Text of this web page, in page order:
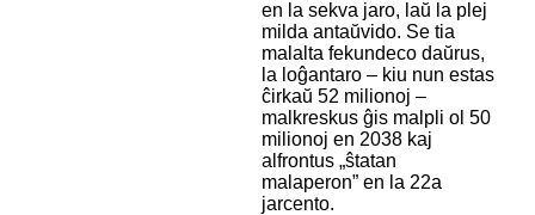
en la sekva jaro, laŭ la plej
milda antaŭvido. Se tia
malalta fekundeco daŭrus,
la loĝantaro – kiu nun estas
ĉirkaŭ 52 milionoj –
malkreskus ĝis malpli ol 50
milionoj en 2038 kaj
alfrontus „ŝtatan
malaperon” en la 22a
jarcento.